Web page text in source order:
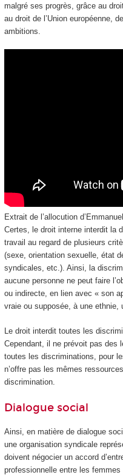
malgré ses progrès, grâce au
au droit de l’Union européenne,
ambitions.
Extrait de l’allocution
Certes, le droit interne interdit la
travail au regard de plusieurs
(sexe, orientation sexuelle, état
syndicales, etc.). Ainsi, la
aucune personne ne peut faire
ou indirecte, en lien avec « son
vraie ou supposée, à une ethnie,
Le droit interdit toutes les
Cependant, il ne prévoit pas des
toutes les discriminations, pour
n’offre pas les mêmes
discrimination.
Dialogue social
Ainsi, en matière de dialogue
une organisation syndicale
doivent négocier un accord
professionnelle entre les femmes